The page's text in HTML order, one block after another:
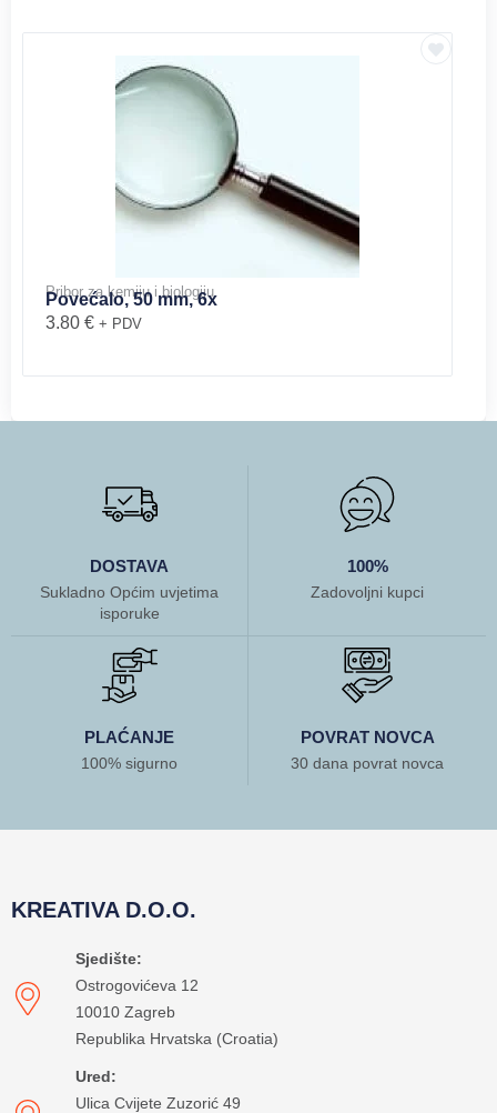
Pribor za kemiju i biologiju
Povećalo, 50 mm, 6x
3.80 € + PDV
DOSTAVA
Sukladno Općim uvjetima
isporuke
100%
Zadovoljni kupci
PLAĆANJE
100% sigurno
POVRAT NOVCA
30 dana povrat novca
KREATIVA D.O.O.
Sjedište:
Ostrogovićeva 12
10010 Zagreb
Republika Hrvatska (Croatia)
Ured:
Ulica Cvijete Zuzorić 49